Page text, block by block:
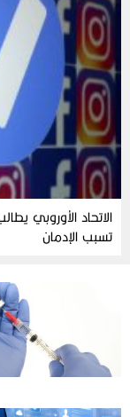
الاتحاد الأوروبي
تسبب الإدمان